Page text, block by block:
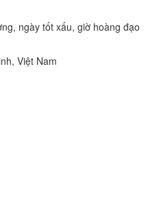
ngày tốt xấu, giờ hoàng đạo
, Việt Nam